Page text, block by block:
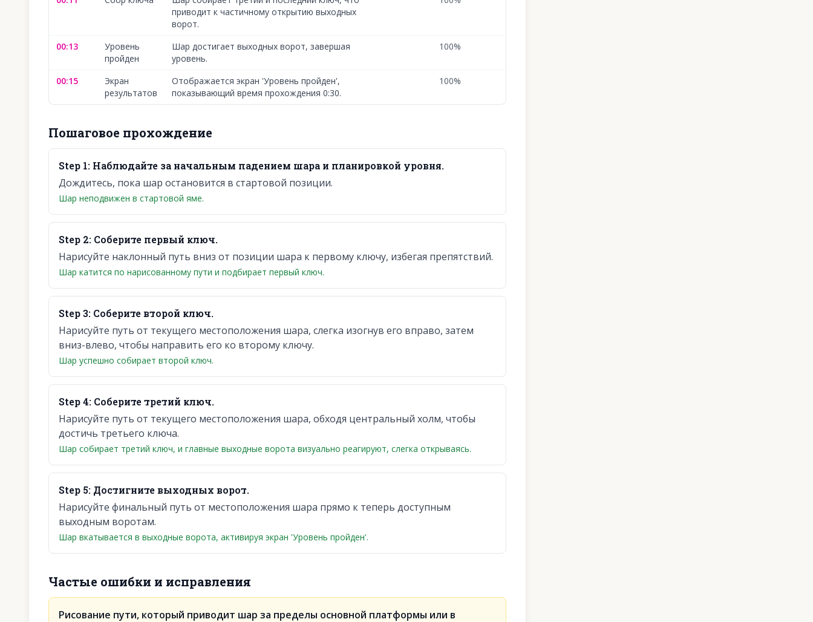
приводит к частичному открытию выходных
ворот.
00:13
Уровень
пройден
Шар достигает выходных ворот, завершая
уровень.
100%
00:15
Экран
результатов
Отображается экран 'Уровень пройден',
показывающий время прохождения 0:30.
100%
Пошаговое прохождение
Step 1: Наблюдайте за начальным падением шара и планировкой уровня.
Дождитесь, пока шар остановится в стартовой позиции.
Шар неподвижен в стартовой яме.
Step 2: Соберите первый ключ.
Нарисуйте наклонный путь вниз от позиции шара к первому ключу, избегая препятствий.
Шар катится по нарисованному пути и подбирает первый ключ.
Step3: Соберите второй ключ.
Нарисуйте путь от текущего местоположения шара, слегка изогнув его вправо, затем
вниз-влево, чтобы направить его ко второму ключу.
Шар успешно собирает второй ключ.
Step4: Соберите третий ключ.
Нарисуйте путь от текущего местоположения шара, обходя центральный холм, чтобы
достичь третьего ключа.
Шар собирает третий ключ, и главные выходные ворота визуально реагируют, слегка открываясь.
Step 5: Достигните выходных ворот.
Нарисуйте финальный путь от местоположения шара прямо к теперь доступным
выходным воротам.
Шар вкатывается в выходные ворота, активируя экран 'Уровень пройден'.
Частые ошибки и исправления
Рисование пути, который приводит шар за пределы основной платформы или в